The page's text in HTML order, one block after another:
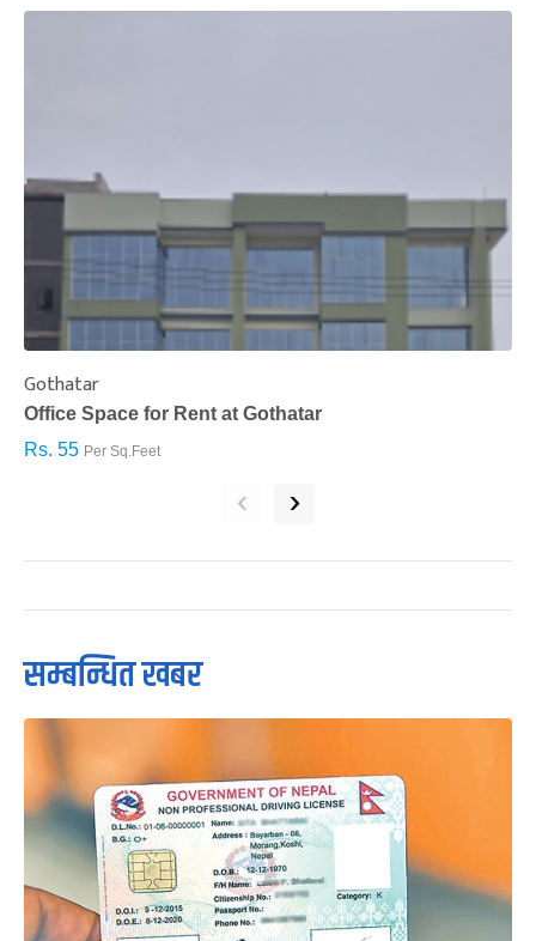
Gothatar
Office Space for Rent at Gothatar
Rs. 55 Per Sq.Feet
‹ ›
सम्बन्धित खबर